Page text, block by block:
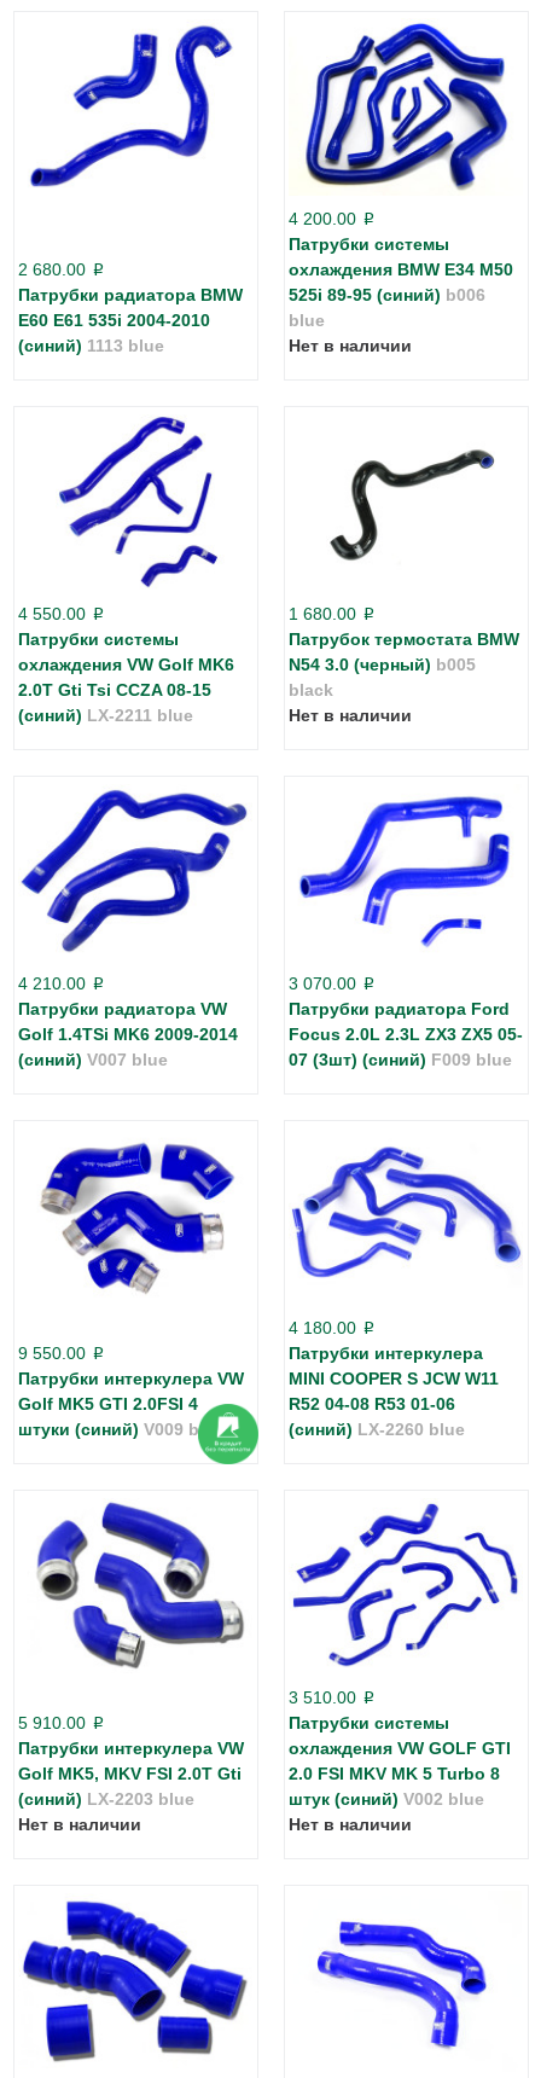
2 680.00 p
Патрубки радиатора BMW
E60 E61 535i 2004-2010
(синий) 1113 blue
4 200.00 p
Патрубки системы
охлаждения BMW E34 М50
525i 89-95 (синий) b006
blue
Нет в наличии
4 550.00 p
Патрубки системы
охлаждения VW Golf MK6
2.0T Gti Tsi CCZA 08-15
(синий) LX-2211 blue
1 680.00 p
Патрубок термостата BMW
N54 3.0 (черный) b005
black
Нет в наличии
4 210.00 p
Патрубки радиатора VW
Golf 1.4TSi MK6 2009-2014
(синий) V007 blue
3 070.00 p
Патрубки радиатора Ford
Focus 2.0L 2.3L ZX3 ZX5 05-
07 (3шт) (синий) F009 blue
9 550.00 p
Патрубки интеркулера VW
Golf MK5 GTI 2.0FSI 4
штуки (синий) V009 blue
4 180.00 p
Патрубки интеркулера
MINI COOPER S JCW W11
R52 04-08 R53 01-06
(синий) LX-2260 blue
5 910.00 p
Патрубки интеркулера VW
Golf MK5, MKV FSI 2.0T Gti
(синий) LX-2203 blue
Нет в наличии
3 510.00 p
Патрубки системы
охлаждения VW GOLF GTI
2.0 FSI MKV MK 5 Turbo 8
штук (синий) V002 blue
Нет в наличии